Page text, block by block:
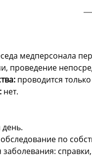
медперсонала
проведение
проводится
нет.
по